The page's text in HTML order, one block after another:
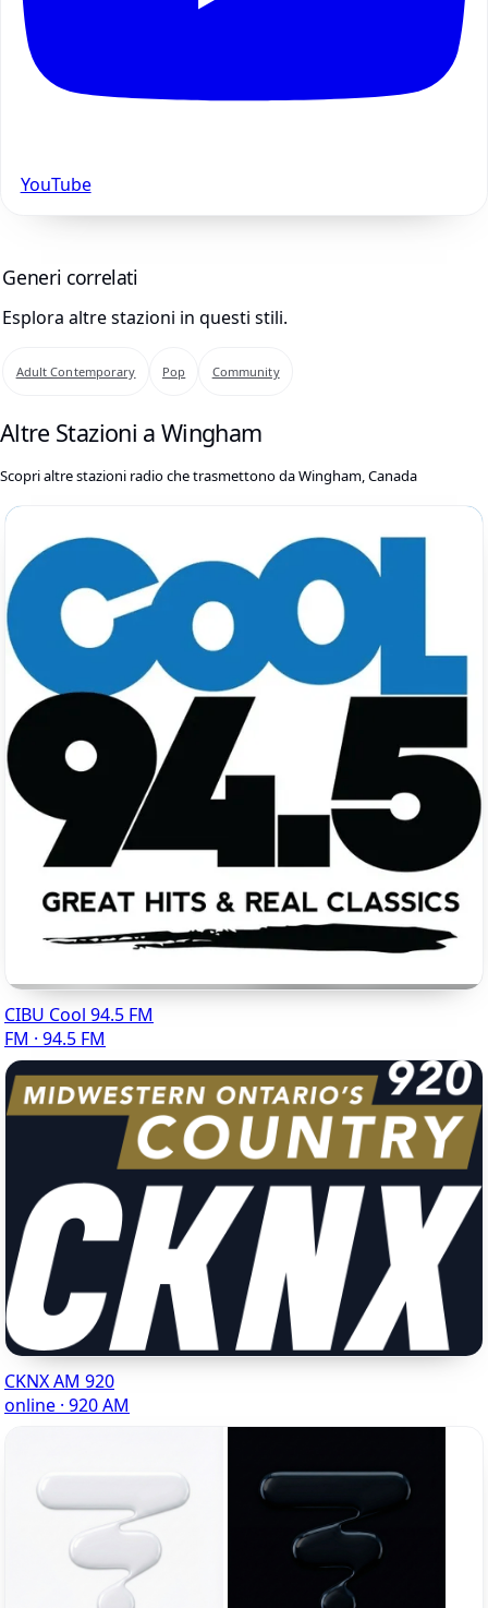
YouTube
Generi correlati
Esplora altre stazioni in questi stili.
Adult Contemporary Pop Community
Altre Stazioni a Wingham
Scopri altre stazioni radio che trasmettono da Wingham, Canada
CIBU Cool 94.5 FM
FM · 94.5 FM
CKNX AM 920
online · 920 AM